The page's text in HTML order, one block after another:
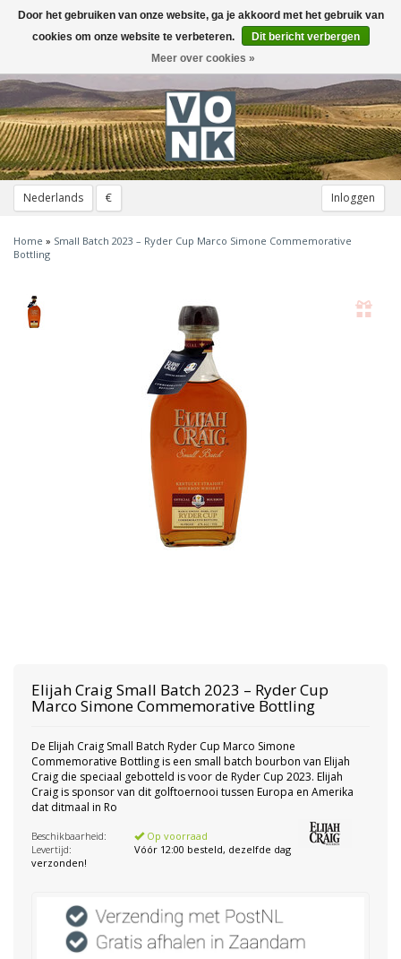
Nederlands € Inloggen
Toggle
navigation
Home » Small Batch 2023 – Ryder Cup Marco Simone Commemorative
Bottling
Elijah CraigSmall Batch 2023 – Ryder Cup
Marco Simone Commemorative Bottling
De Elijah Craig Small Batch Ryder Cup Marco Simone
Commemorative Bottling is een small batch bourbon van Elijah
Craig die speciaal gebotteld is voor de Ryder Cup 2023. Elijah
Craig is sponsor van dit golftoernooi tussen Europa en Amerika
dat ditmaal in Ro
Beschikbaarheid:
Op voorraad
Levertijd:
Vóór 12:00 besteld, dezelfde dag
verzonden!
Door het gebruiken van onze website, ga je akkoord met het gebruik van
cookies om onze website te verbeteren.
Dit bericht verbergen
Meer over cookies »